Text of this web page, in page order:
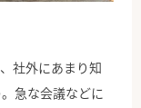
社外にあまり知
急な会議などに